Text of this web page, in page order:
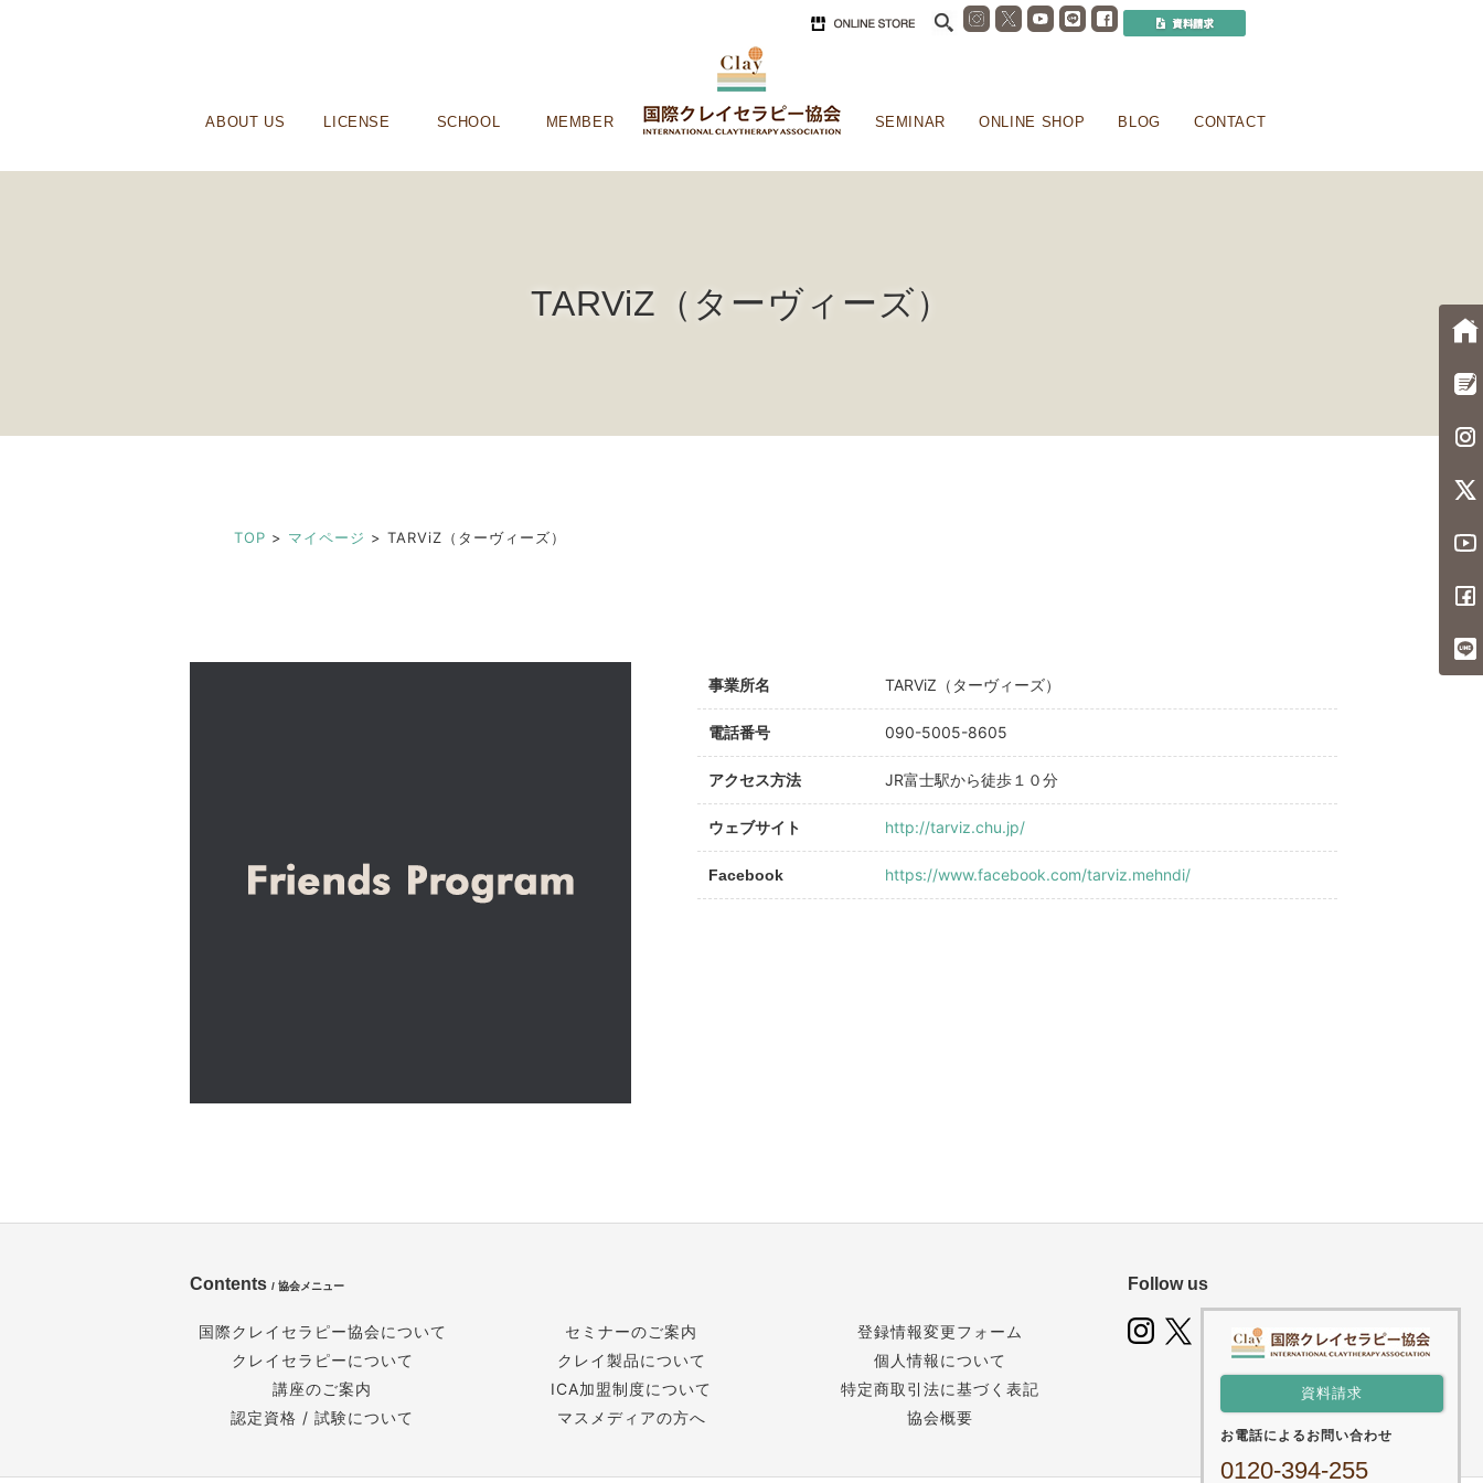
ABOUT US LICENSE SCHOOL MEMBER SEMINAR ONLINE SHOP BLOG CONTACT
TARViZ（ターヴィーズ）
TOP > マイページ >TARViZ（ターヴィーズ）
事業所名 TARViZ（ターヴィーズ）
電話番号 090-5005-8605
アクセス方法 JR富士駅から徒歩１０分
ウェブサイト http://tarviz.chu.jp/
Facebook https://www.facebook.com/tarviz.mehndi/
Contents / 協会メニュー
国際クレイセラピー協会について
クレイセラピーについて
講座のご案内
認定資格 / 試験について
セミナーのご案内
クレイ製品について
ICA加盟制度について
マスメディアの方へ
登録情報変更フォーム
個人情報について
特定商取引法に基づく表記
協会概要
Follow us
資料請求
お電話によるお問い合わせ
0120-394-255